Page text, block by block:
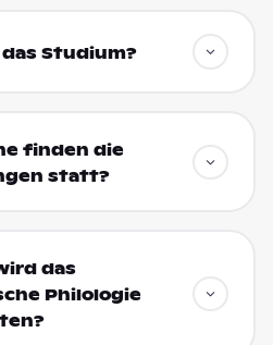
Studium?
finden die
statt?
das
Philologie